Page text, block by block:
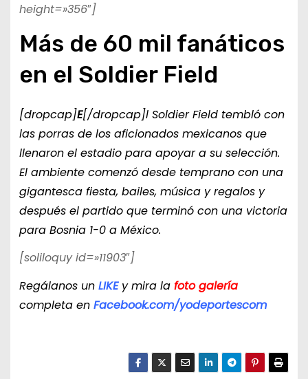
height=»356″]
Más de 60 mil fanáticos
en el Soldier Field
[dropcap]E[/dropcap]l Soldier Field tembló con
las porras de los aficionados mexicanos que
llenaron el estadio para apoyar a su selección.
El ambiente comenzó desde temprano con una
gigantesca fiesta, bailes, música y regalos y
después el partido que terminó con una victoria
para Bosnia 1-0 a México.
[soliloquy id=»11903″]
Regálanos un LIKEy mira lafoto galería
completa en Facebook.com/yodeportescom